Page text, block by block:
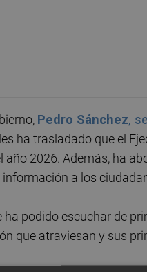
Pedro Sánchez,
ha trasladado que el
2026. Además, ha
a los
podido escuchar de
que atraviesan y sus